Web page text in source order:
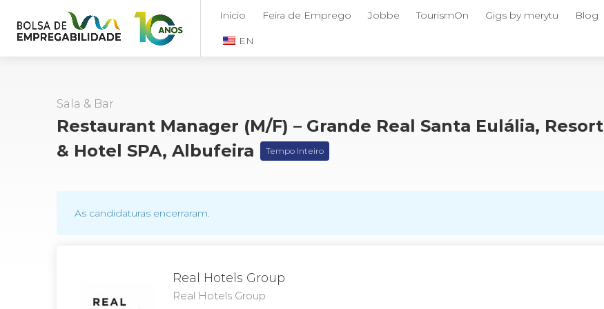
Início Feira de Emprego Jobbe TourismOn Gigs by merytu Blog
EN
Sala & Bar
Restaurant Manager (M/F) – Grande Real Santa Eulália, Resort
& Hotel SPA, Albufeira
Tempo Inteiro
As candidaturas encerraram.
Real Hotels Group
Real Hotels Group